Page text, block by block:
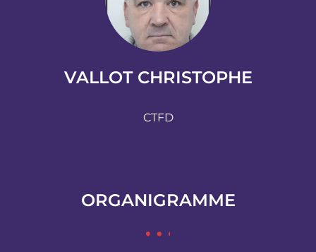
VALLOT CHRISTOPHE
CTFD
ORGANIGRAMME